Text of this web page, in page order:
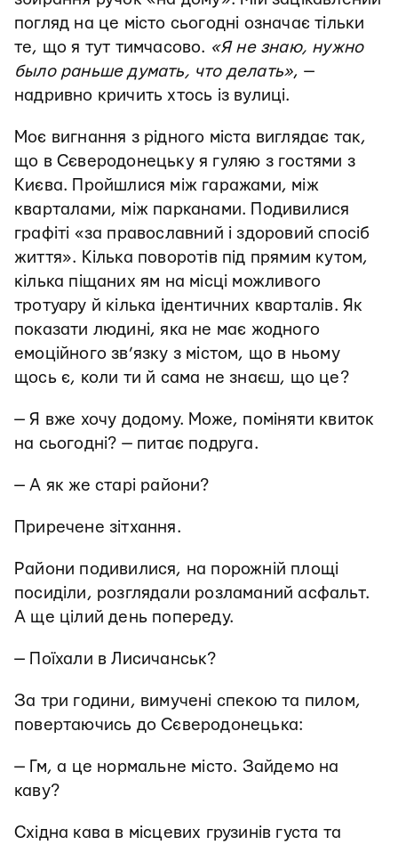
погляд на це місто сьогодні означає тільки
те, що я тут тимчасово. «Я не знаю, нужно
было раньше думать, что делать», —
надривно кричить хтось із вулиці.
Моє вигнання з рідного міста виглядає так,
що в Сєверодонецьку я гуляю з гостями з
Києва. Пройшлися між гаражами, між
кварталами, між парканами. Подивилися
графіті «за православний і здоровий спосіб
життя». Кілька поворотів під прямим кутом,
кілька піщаних ям на місці можливого
тротуару й кілька ідентичних кварталів. Як
показати людині, яка не має жодного
емоційного зв’язку з містом, що в ньому
щось є, коли ти й сама не знаєш, що це?
— Я вже хочу додому. Може, поміняти квиток
на сьогодні? — питає подруга.
— А як же старі райони?
Приречене зітхання.
Райони подивилися, на порожній площі
посиділи, розглядали розламаний асфальт.
А ще цілий день попереду.
— Поїхали в Лисичанськ?
За три години, вимучені спекою та пилом,
повертаючись до Сєверодонецька:
— Гм, а це нормальне місто. Зайдемо на
каву?
Східна кава в місцевих грузинів густа та